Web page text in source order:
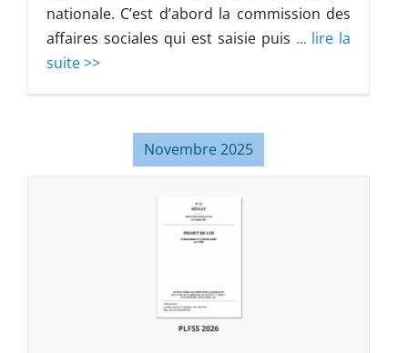
nationale. C’est d’abord la commission des
affaires sociales qui est saisie puis ... lire la
suite >>
Novembre 2025